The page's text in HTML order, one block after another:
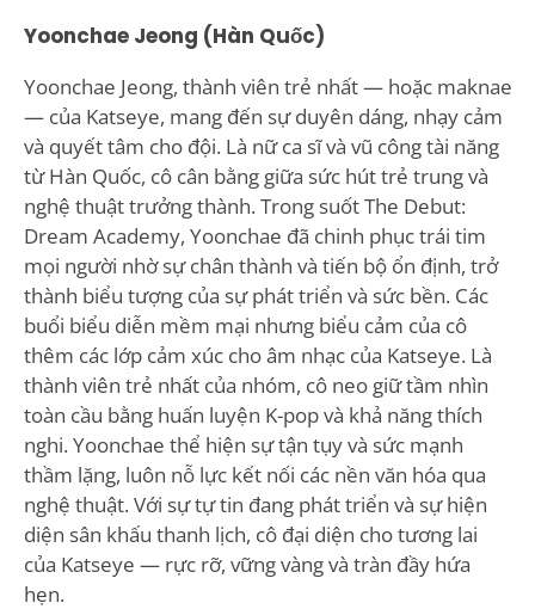
Yoonchae Jeong (Hàn Quốc)
Yoonchae Jeong, thành viên trẻ nhất — hoặc maknae
— của Katseye, mang đến sự duyên dáng, nhạy cảm
và quyết tâm cho đội. Là nữ ca sĩ và vũ công tài năng
từ Hàn Quốc, cô cân bằng giữa sức hút trẻ trung và
nghệ thuật trưởng thành. Trong suốt The Debut:
Dream Academy, Yoonchae đã chinh phục trái tim
mọi người nhờ sự chân thành và tiến bộ ổn định, trở
thành biểu tượng của sự phát triển và sức bền. Các
buổi biểu diễn mềm mại nhưng biểu cảm của cô
thêm các lớp cảm xúc cho âm nhạc của Katseye. Là
thành viên trẻ nhất của nhóm, cô neo giữ tầm nhìn
toàn cầu bằng huấn luyện K-pop và khả năng thích
nghi. Yoonchae thể hiện sự tận tụy và sức mạnh
thầm lặng, luôn nỗ lực kết nối các nền văn hóa qua
nghệ thuật. Với sự tự tin đang phát triển và sự hiện
diện sân khấu thanh lịch, cô đại diện cho tương lai
của Katseye — rực rỡ, vững vàng và tràn đầy hứa
hẹn.